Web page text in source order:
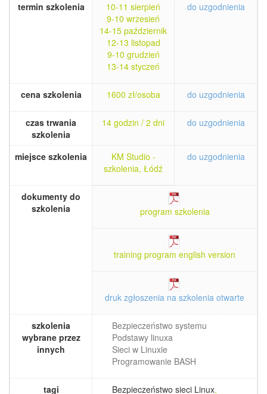
termin szkolenia
10-11 sierpień
9-10 wrzesień
14-15 październik
12-13 listopad
9-10 grudzień
13-14 styczeń
do uzgodnienia
cena szkolenia 1600 zł/osoba do uzgodnienia
czas trwania
szkolenia
14 godzin / 2 dni do uzgodnienia
miejsce szkolenia
KM Studio -
szkolenia, Łódź
do uzgodnienia
dokumenty do
szkolenia
program szkolenia
training program english version
druk zgłoszenia na szkolenia otwarte
szkolenia
wybrane przez
innych
Bezpieczeństwo systemu
Podstawy linuxa
Sieci w Linuxie
Programowanie BASH
tagi Bezpieczeństwo sieci Linux,